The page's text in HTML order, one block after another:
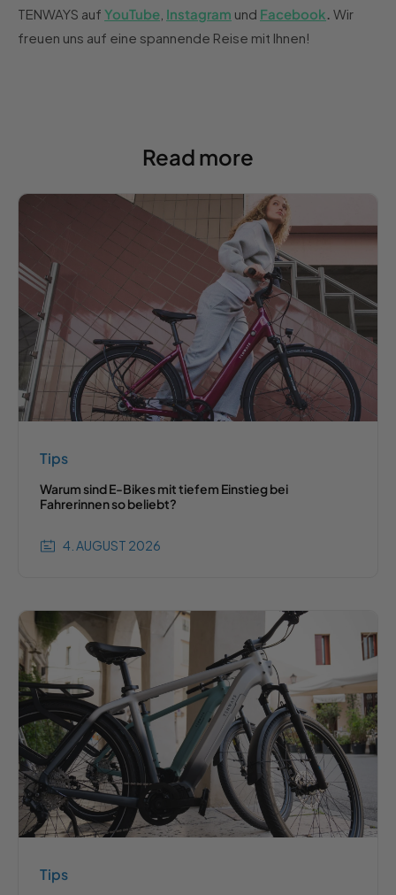
TENWAYS auf YouTube Instagram und Facebook. Wir
freuen uns auf eine spannende Reise mit Ihnen!
Read more
Tips
Warum sind E-Bikes mit tiefem Einstieg bei
Fahrerinnen so beliebt?
4. AUGUST 2026
Tips